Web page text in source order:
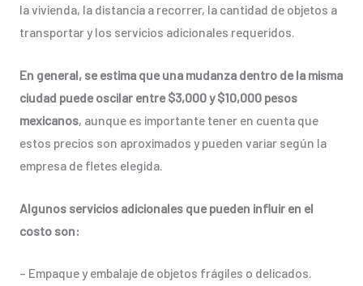
la vivienda, la distancia a recorrer, la cantidad de objetos a
transportar y los servicios adicionales requeridos.
En general, se estima que una mudanza dentro de la misma
ciudad puede oscilar entre $3,000 y $10,000 pesos
mexicanos, aunque es importante tener en cuenta que
estos precios son aproximados y pueden variar según la
empresa de fletes elegida.
Algunos servicios adicionales que pueden influir en el
costo son:
– Empaque y embalaje de objetos frágiles o delicados.